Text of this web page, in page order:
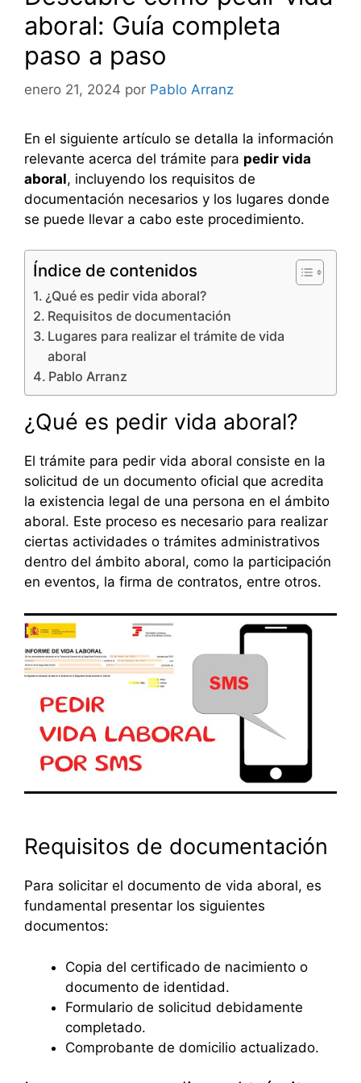
aboral: Guía completa
paso a paso
enero 21, 2024 por Pablo Arranz
En el siguiente artículo se detalla la información
relevante acerca del trámite para pedir vida
aboral, incluyendo los requisitos de
documentación necesarios y los lugares donde
se puede llevar a cabo este procedimiento.
Índice de contenidos
¿Qué es pedir vida aboral?
Requisitos de documentación
Lugares para realizar el trámite de vida
aboral
Pablo Arranz
¿Qué es pedir vida aboral?
El trámite para pedir vida aboral consiste en la
solicitud de un documento oficial que acredita
la existencia legal de una persona en el ámbito
aboral. Este proceso es necesario para realizar
ciertas actividades o trámites administrativos
dentro del ámbito aboral, como la participación
en eventos, la firma de contratos, entre otros.
Requisitos de documentación
Para solicitar el documento de vida aboral, es
fundamental presentar los siguientes
documentos:
Copia del certificado de nacimiento o
documento de identidad.
Formulario de solicitud debidamente
completado.
Comprobante de domicilio actualizado.